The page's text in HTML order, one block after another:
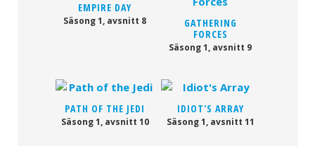
EMPIRE DAY
Säsong 1, avsnitt 8
GATHERING
FORCES
Säsong 1, avsnitt 9
PATH OF THE JEDI
Säsong 1, avsnitt 10
IDIOT'S ARRAY
Säsong 1, avsnitt 11